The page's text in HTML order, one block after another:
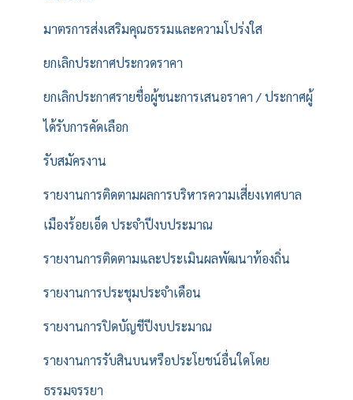
มาตรการส่งเสริมคุณธรรมและความโปร่งใส
ยกเลิกประกาศประกวดราคา
ยกเลิกประกาศรายชื่อผู้ชนะการเสนอราคา / ประกาศผู้
ได้รับการคัดเลือก
รับสมัครงาน
รายงานการติดตามผลการบริหารความเสี่ยงเทศบาล
เมืองร้อยเอ็ด ประจำปีงบประมาณ
รายงานการติดตามและประเมินผลพัฒนาท้องถิ่น
รายงานการประชุมประจำเดือน
รายงานการปิดบัญชีปีงบประมาณ
รายงานการรับสินบนหรือประโยชน์อื่นใดโดย
ธรรมจรรยา